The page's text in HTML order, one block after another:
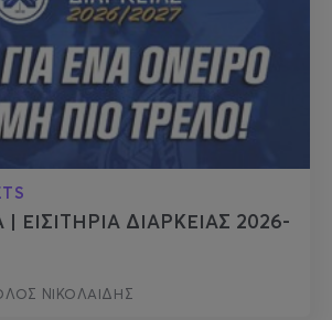
ΕΙΣΙΤΗΡΙΑ ΔΙΑΡΚΕΙΑΣ 2026-
ΝΙΚΟΛΑΙΔΗΣ